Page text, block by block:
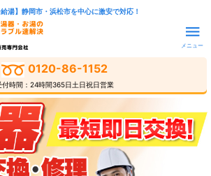
湯】静岡市・浜松市を中心に激安で対応！
メニュー
0120-86-1152
付時間：24時間365日土日祝日営業